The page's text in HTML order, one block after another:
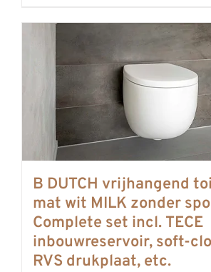
B DUTCH vrijhangend
mat wit MILK zonder
Complete set incl. TECE
inbouwreservoir, soft-
RVS drukplaat, etc.